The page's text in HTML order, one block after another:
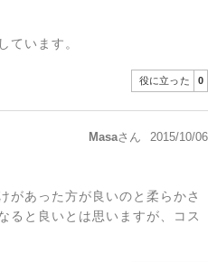
ています。
役に立った 0
Masaさん 2015/10/06
があった方が良いのと柔らかさ
ると良いとは思いますが、コス